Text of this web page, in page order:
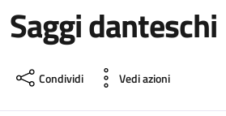
Saggi danteschi
Condividi Vedi azioni